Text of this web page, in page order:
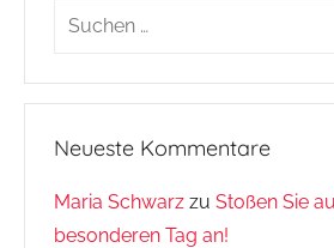
Suchen
Neueste Kommentare
Maria Schwarz zu Stoßen Sie
besonderen Tag an!